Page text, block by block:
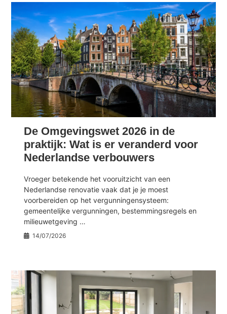
De Omgevingswet 2026 in de
praktijk: Wat is er veranderd voor
Nederlandse verbouwers
Vroeger betekende het vooruitzicht van een
Nederlandse renovatie vaak dat je je moest
voorbereiden op het vergunningensysteem:
gemeentelijke vergunningen, bestemmingsregels en
milieuwetgeving …
14/07/2026